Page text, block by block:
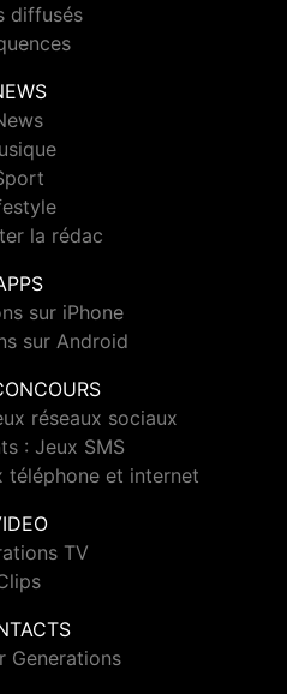
diffusés
la rédac
sur iPhone
sur Android
réseaux sociaux
: Jeux SMS
téléphone et internet
TV
Generations